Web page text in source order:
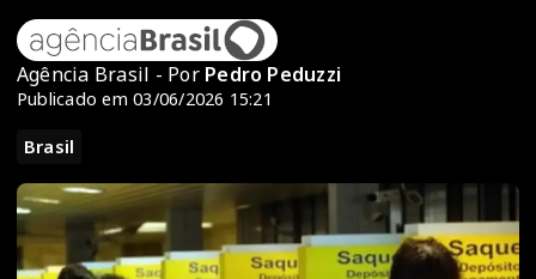
Agência Brasil - Por Pedro Peduzzi
Publicado em 03/06/2026 15:21
Brasil